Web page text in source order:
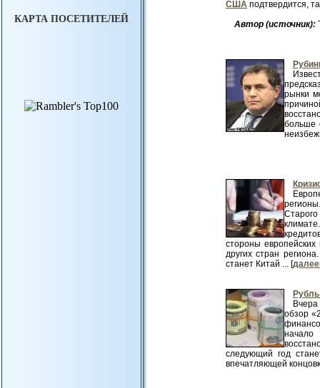
КАРТА ПОСЕТИТЕЛЕЙ
США подтвердится,
Автор (источник):
рынки
больше
стороны
других стран
станет Китай ... [
обзор
следующий год
впечатляющей